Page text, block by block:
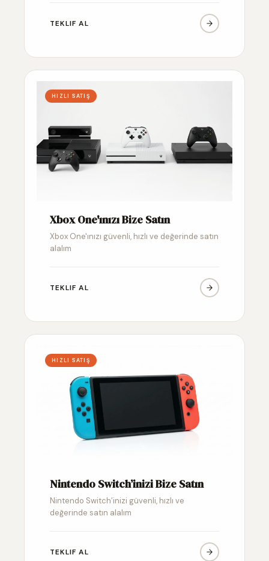
TEKLIF AL
HIZLI SATIŞ
Xbox One'ınızı Bize Satın
Xbox One'ınızı güvenli, hızlı ve değerinde satın
alalım
TEKLIF AL
HIZLI SATIŞ
Nintendo Switch’inizi Bize Satın
Nintendo Switch’inizi güvenli, hızlı ve
değerinde satın alalım
TEKLIF AL